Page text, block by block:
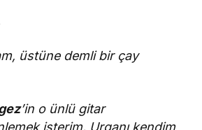
üstüne demli bir çay
’in o ünlü gitar
isterim. Urganı kendim